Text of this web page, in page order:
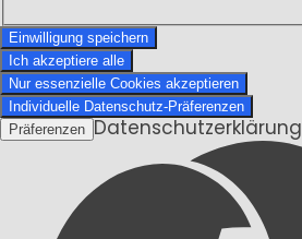
Einwilligung speichern
Ich akzeptiere alle
Nur essenzielle Cookies akzeptieren
Individuelle Datenschutz-Präferenzen
Präferenzen Datenschutzerklärung